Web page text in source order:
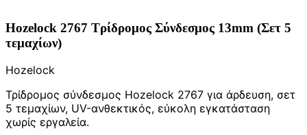
Hozelock 2767 Τρίδρομος Σύνδεσμος 13mm (Σετ 5
τεμαχίων)
Hozelock
Τρίδρομος σύνδεσμος Hozelock 2767 για άρδευση, σετ
5 τεμαχίων, UV-ανθεκτικός, εύκολη εγκατάσταση
χωρίς εργαλεία.